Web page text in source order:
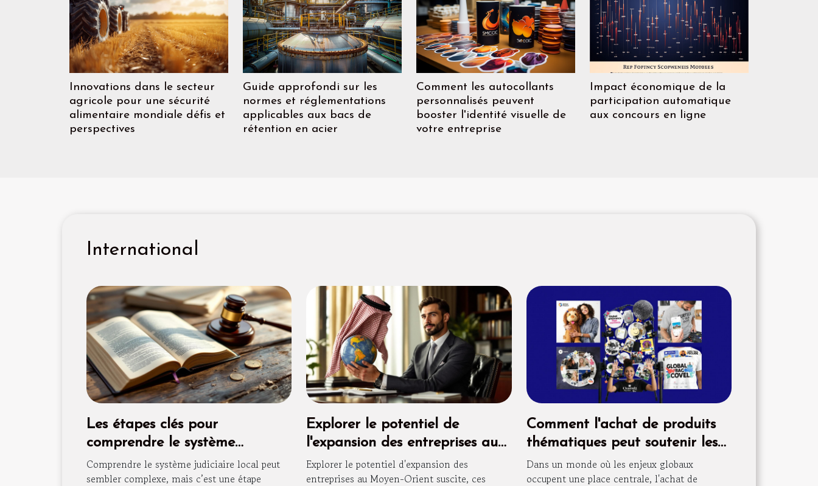
Innovations dans le secteur
agricole pour une sécurité
alimentaire mondiale défis et
perspectives
Guide approfondi sur les
normes et réglementations
applicables aux bacs de
rétention en acier
Comment les autocollants
personnalisés peuvent
booster l'identité visuelle de
votre entreprise
Impact économique de la
participation automatique
aux concours en ligne
International
Les étapes clés pour
comprendre le système
judiciaire local
Comprendre le système judiciaire local peut
sembler complexe, mais c’est une étape
Explorer le potentiel de
l'expansion des entreprises au
Moyen-Orient
Explorer le potentiel d'expansion des
entreprises au Moyen-Orient suscite, ces
Comment l'achat de produits
thématiques peut soutenir les
causes internationales
Dans un monde où les enjeux globaux
occupent une place centrale, l'achat de